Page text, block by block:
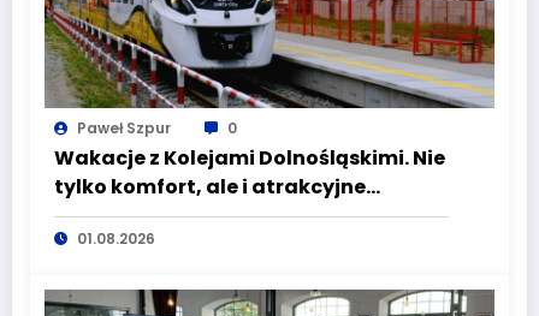
Paweł Szpur 0
Wakacje z Kolejami Dolnośląskimi. Nie
tylko komfort, ale i atrakcyjne
kierunki
01.08.2026